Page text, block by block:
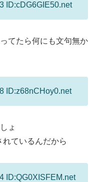
ID:cDG6GIE50.net
てたら何にも文句無か
ID:z68nCHoy0.net
ょ
ているんだから
ID:QG0XISFEM.net